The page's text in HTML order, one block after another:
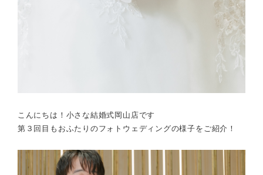
こんにちは！小さな結婚式岡山店です
第３回目もおふたりのフォトウェディングの様子をご紹介！